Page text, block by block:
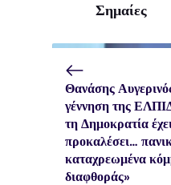
Σημαίες
Θανάσης
γέννηση της
τη Δημοκρατία έχει
προκαλέσει…
καταχρεωμένα
διαφθοράς»